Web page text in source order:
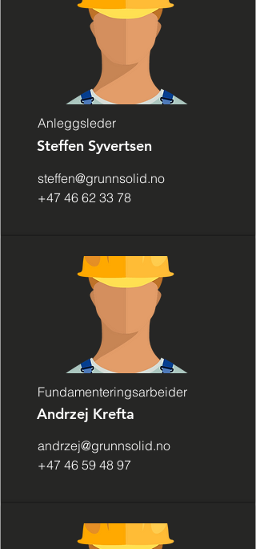
Anleggsleder
Steffen Syvertsen
steffen@grunnsolid.no
+47 46 62 33 78
Fundamenteringsarbeider
Andrzej Krefta
andrzej@grunnsolid.no
+47 46 59 48 97